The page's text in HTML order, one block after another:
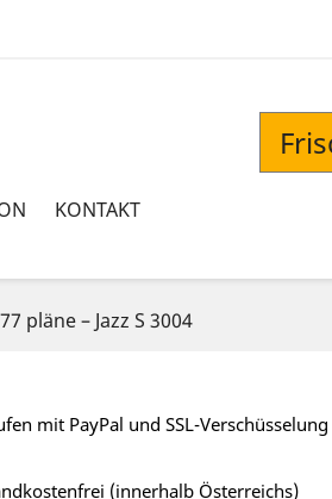
KONTAKT
pläne – Jazz S 3004
mit PayPal und SSL-Verschüsselung
(innerhalb Österreichs)